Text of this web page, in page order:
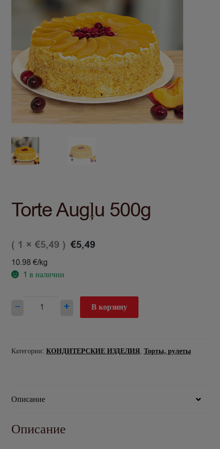
Torte Augļu 500g
€5,49
( 1 × €5,49 )
10.98 €/kg
1 в наличии
−
Количество
500g
+ В корзину
Категории: КОНДИТЕРСКИЕ ИЗДЕЛИЯ, Торты, рулеты
Описание
Описание